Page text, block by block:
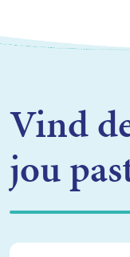
Vind
jou